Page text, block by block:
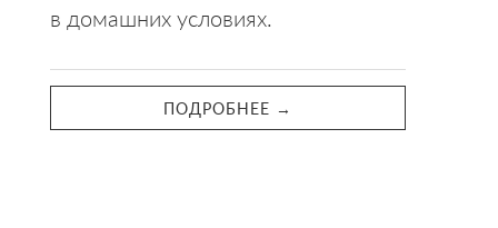
в домашних условиях.
ПОДРОБНЕЕ →